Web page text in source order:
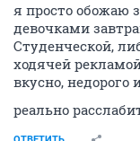
я просто обожаю
девочками
Студенческой,
ходячей
вкусно, недорого
реально